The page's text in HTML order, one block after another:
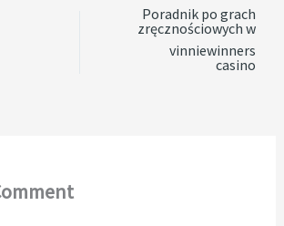
Poradnik po grach
zręcznościowych w
vinniewinners
casino